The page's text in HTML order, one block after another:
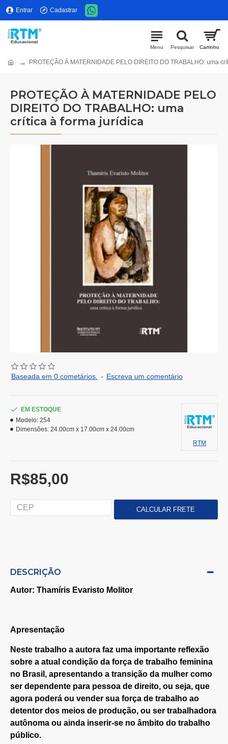
Entrar Cadastrar
PROTEÇÃO À MATERNIDADE PELO DIREITO DO TRABALHO: uma
PROTEÇÃO À MATERNIDADE PELO
DIREITO DO TRABALHO: uma
crítica à forma jurídica
Baseada em 0 cometários. - Escreva um comentário
R$85,00
EM ESTOQUE
Modelo: 254
Dimensões: 24.00cm x 17.00cm x 24.00cm
RTM
DESCRIÇÃO
Autor: Thamíris Evaristo Molitor
Apresentação
Neste trabalho a autora faz uma importante reflexão
sobre a atual condição da força de trabalho feminina
no Brasil, apresentando a transição da mulher como
ser dependente para pessoa de direito, ou seja, que
agora poderá ou vender sua força de trabalho ao
detentor dos meios de produção, ou ser trabalhadora
autônoma ou ainda inserir-se no âmbito do trabalho
público.